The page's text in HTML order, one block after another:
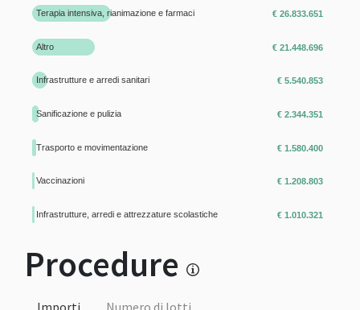
Terapia intensiva, rianimazione e farmaci
Altro
Infrastrutture e arredi sanitari
Sanificazione e pulizia
Trasporto e movimentazione
Vaccinazioni
Infrastrutture, arredi e attrezzature scolastiche
€ 5.540.853
€ 1.580.400
€ 26.833.651
€ 1.010.321
€ 1.208.803
€ 2.344.351
€ 21.448.696
Procedure
Importi Numero di lotti